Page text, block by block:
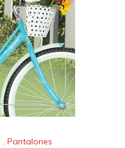
, Pantalones